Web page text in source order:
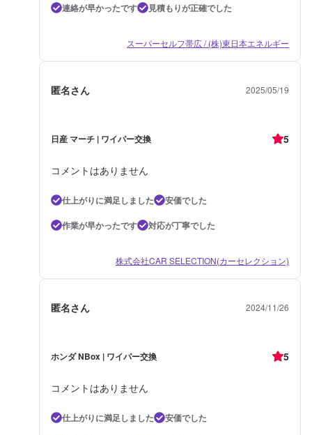
連絡が早かったです 見積もりが正確でした
スーパーセルフ帯広 / (株)東日本エネルギー
匿名さん 2025/05/19
日産 マーチ | ワイパー交換 5
コメントはありません
仕上がりに満足しました
安価でした
作業が早かったです
対応が丁寧でした
株式会社CAR SELECTION(カーセレクション)
匿名さん 2024/11/26
ホンダ NBox | ワイパー交換 5
コメントはありません
仕上がりに満足しました
安価でした